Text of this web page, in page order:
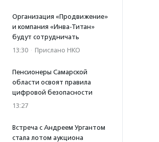
Организация «Продвижение»
и компания «Инва-Титан»
будут сотрудничать
13:30 · Прислано НКО
Пенсионеры Самарской
области освоят правила
цифровой безопасности
13:27
Встреча с Андреем Ургантом
стала лотом аукциона